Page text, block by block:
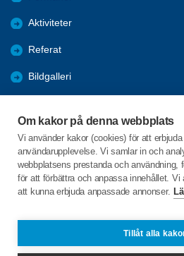
Om kakor på denna webbplats
Vi använder kakor (cookies) för att
användarupplevelse. Vi samlar in och
webbplatsens prestanda och användning,
för att förbättra och anpassa innehållet.
att kunna erbjuda anpassade annonser.
Tillåt alla
Aktiviteter
Referat
Bildgalleri
Engagera DIG i vår förening
C/o:Lennart Lööw